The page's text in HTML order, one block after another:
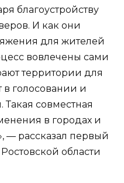
благоустройству
И как они
для жителей
вовлечены сами
территории для
в голосовании и
Такая совместная
в городах и
— рассказал первый
области